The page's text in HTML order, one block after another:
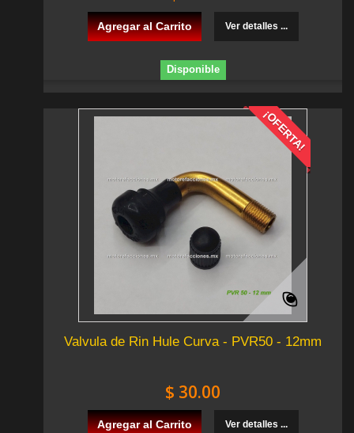
Agregar al Carrito Ver detalles ...
Disponible
¡OFERTA!
Valvula de Rin Hule Curva - PVR50 - 12mm
$ 30.00
Agregar al Carrito Ver detalles ...